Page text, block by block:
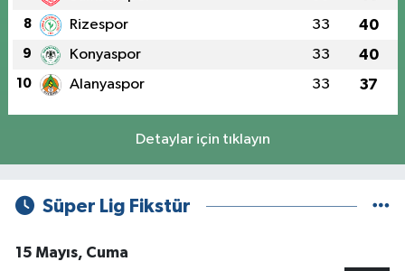
8 Rizespor 33 40
9 Konyaspor 33 40
10 Alanyaspor 33 37
Detaylar için tıklayın
Süper Lig Fikstür
15 Mayıs, Cuma